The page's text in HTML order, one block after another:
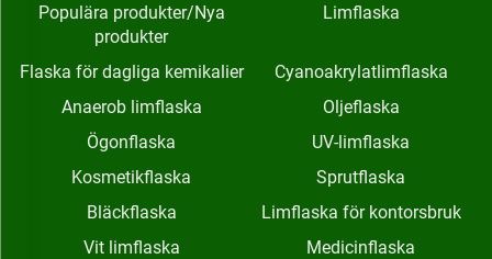
Populära produkter/Nya
produkter
Limflaska
Flaska för dagliga kemikalier
Cyanoakrylatlimflaska
Anaerob limflaska
Oljeflaska
Ögonflaska
UV-limflaska
Kosmetikflaska
Sprutflaska
Bläckflaska
Limflaska för kontorsbruk
Vit limflaska
Medicinflaska